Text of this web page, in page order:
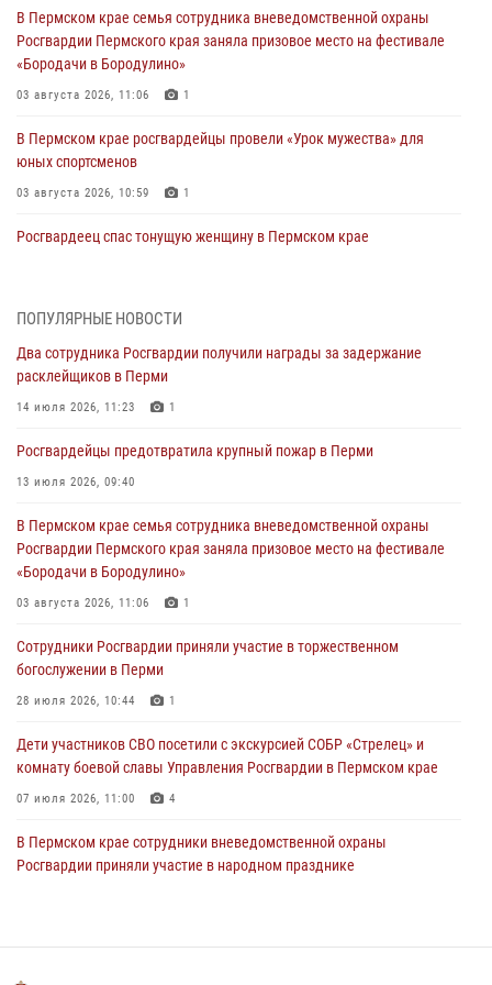
В Пермском крае семья сотрудника вневедомственной охраны
Росгвардии Пермского края заняла призовое место на фестивале
«Бородачи в Бородулино»
03 августа 2026, 11:06 1
В Пермском крае росгвардейцы провели «Урок мужества» для
юных спортсменов
03 августа 2026, 10:59 1
Росгвардеец спас тонущую женщину в Пермском крае
Сотрудники Росгвардии приняли участие в торжественном
28 июля 2026, 10:44 1
Росгвардейцы оказали силовую поддержку при задержании
28 июля 2026, 06:15
ведомственной акции «Каникулы с Росгвардией»
24 июля 2026, 08:45
Юные защитники порядка: росгвардейцы провели день в клубе
24 июля 2026, 08:43
ПОПУЛЯРНЫЕ НОВОСТИ
Два сотрудника Росгвардии получили награды за задержание
расклейщиков в Перми
14 июля 2026, 11:23 1
Росгвардейцы предотвратила крупный пожар в Перми
13 июля 2026, 09:40
В Пермском крае семья сотрудника вневедомственной охраны
Росгвардии Пермского края заняла призовое место на фестивале
«Бородачи в Бородулино»
03 августа 2026, 11:06 1
Сотрудники Росгвардии приняли участие в торжественном
богослужении в Перми
28 июля 2026, 10:44 1
Дети участников СВО посетили с экскурсией СОБР «Стрелец» и
комнату боевой славы Управления Росгвардии в Пермском крае
07 июля 2026, 11:00 4
В Пермском крае сотрудники вневедомственной охраны
Росгвардии приняли участие в народном празднике